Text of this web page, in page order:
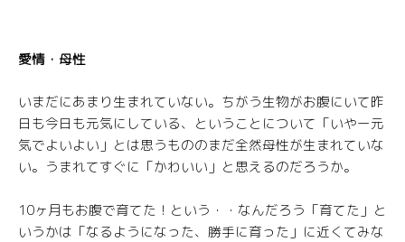
愛情・母性
いまだにあまり生まれていない。ちがう生物がお腹にいて昨
日も今日も元気にしている、ということについて「いやー元
気でよいよい」とは思うもののまだ全然母性が生まれていな
い。うまれてすぐに「かわいい」と思えるのだろうか。
10ヶ月もお腹で育てた！という・・なんだろう「育てた」と
いうかは「なるようになった、勝手に育った」に近くてみな